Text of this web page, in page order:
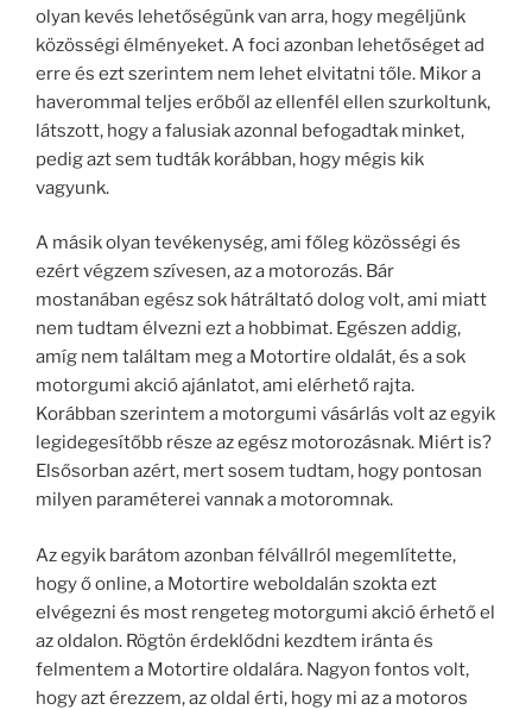
olyan kevés lehetőségünk van arra, hogy megéljünk
közösségi élményeket. A foci azonban lehetőséget ad
erre és ezt szerintem nem lehet elvitatni tőle. Mikor a
haverommal teljes erőből az ellenfél ellen szurkoltunk,
látszott, hogy a falusiak azonnal befogadtak minket,
pedig azt sem tudták korábban, hogy mégis kik
vagyunk.
A másik olyan tevékenység, ami főleg közösségi és
ezért végzem szívesen, az a motorozás. Bár
mostanában egész sok hátráltató dolog volt, ami miatt
nem tudtam élvezni ezt a hobbimat. Egészen addig,
amíg nem találtam meg a Motortire oldalát, és a sok
motorgumi akció ajánlatot, ami elérhető rajta.
Korábban szerintem a motorgumi vásárlás volt az egyik
legidegesítőbb része az egész motorozásnak. Miért is?
Elsősorban azért, mert sosem tudtam, hogy pontosan
milyen paraméterei vannak a motoromnak.
Az egyik barátom azonban félvállról megemlítette,
hogy ő online, a Motortire weboldalán szokta ezt
elvégezni és most rengeteg motorgumi akció érhető el
az oldalon. Rögtön érdeklődni kezdtem iránta és
felmentem a Motortire oldalára. Nagyon fontos volt,
hogy azt érezzem, az oldal érti, hogy mi az a motoros